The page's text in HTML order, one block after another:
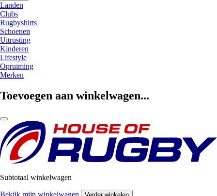
Landen
Clubs
Rugbyshirts
Schoenen
Uitrusting
Kinderen
Lifestyle
Opruiming
Merken
Toevoegen aan winkelwagen...
Subtotaal winkelwagen
Bekijk mijn winkelwagen